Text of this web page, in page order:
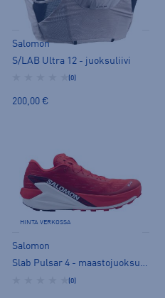
Salomon
S/LAB Ultra 12 - juoksuliivi
(0)
200,00 €
HINTA VERKOSSA
Salomon
Slab Pulsar 4 - maastojuoksukengät
(0)